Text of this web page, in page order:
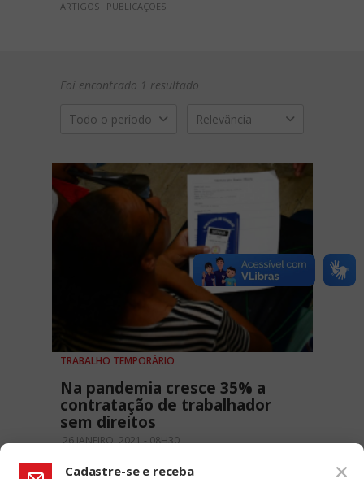
ARTIGOS
PUBLICAÇÕES
Foi encontrado 1 resultado
Todo o período Relevância
TRABALHO TEMPORÁRIO
Na pandemia cresce 35% a
contratação de trabalhador
sem direitos
26 JANEIRO, 2021 - 08H30
Cadastre-se e receba